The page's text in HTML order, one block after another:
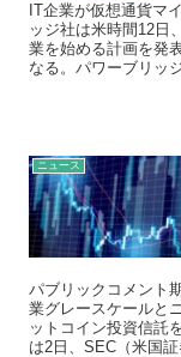
IT企業が仮想通貨マ
ッジ社は米時間12日
業を始める計画を発
なる。パワーブリッ
ニュース
パブリックコメント
業グレースケールと
ットコイン投資信託
は2日、SEC（米国